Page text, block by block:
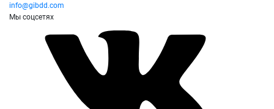
info@gibdd.com
Мы соцсетях